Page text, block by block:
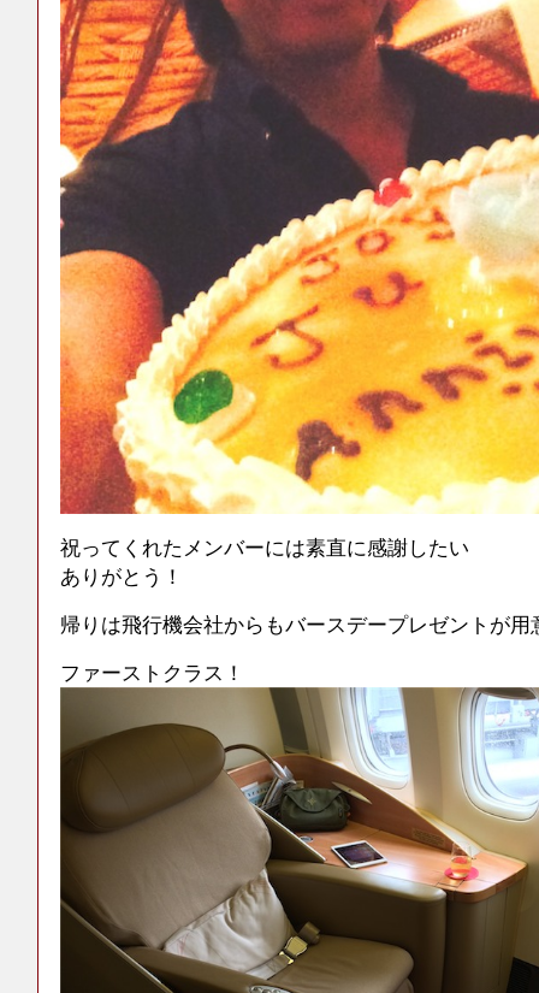
祝ってくれたメンバーには素直に感謝したい
ありがとう！
帰りは飛行機会社からもバースデープレゼントが用
ファーストクラス！